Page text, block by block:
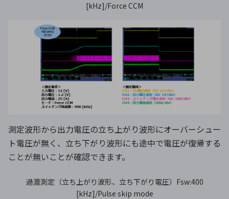
[kHz]/Force CCM
測定波形から出力電圧の立ち上がり波形にオーバーシュー
ト電圧が無く、立ち下がり波形にも途中で電圧が復帰する
ことが無いことが確認できます。
過渡測定（立ち上がり波形、立ち下がり電圧）Fsw:400
[kHz]/Pulse skip mode